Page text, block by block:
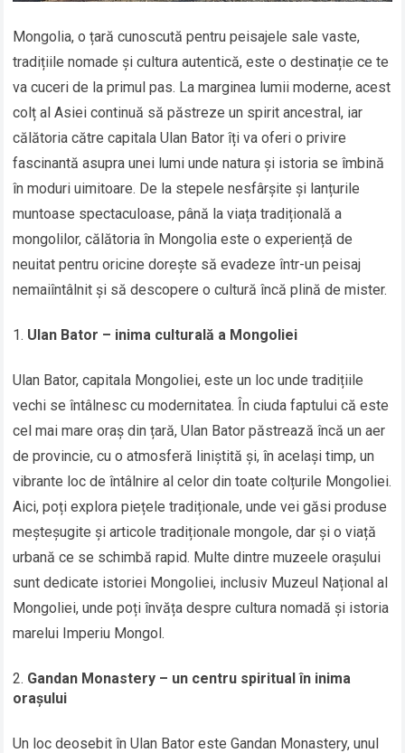
Mongolia, o țară cunoscută pentru peisajele sale vaste,
tradițiile nomade și cultura autentică, este o destinație ce te
va cuceri de la primul pas. La marginea lumii moderne, acest
colț al Asiei continuă să păstreze un spirit ancestral, iar
călătoria către capitala Ulan Bator îți va oferi o privire
fascinantă asupra unei lumi unde natura și istoria se îmbină
în moduri uimitoare. De la stepele nesfârșite și lanțurile
muntoase spectaculoase, până la viața tradițională a
mongolilor, călătoria în Mongolia este o experiență de
neuitat pentru oricine dorește să evadeze într-un peisaj
nemaiîntâlnit și să descopere o cultură încă plină de mister.
Ulan Bator – inima culturală a Mongoliei
Ulan Bator, capitala Mongoliei, este un loc unde tradițiile
vechi se întâlnesc cu modernitatea. În ciuda faptului că este
cel mai mare oraș din țară, Ulan Bator păstrează încă un aer
de provincie, cu o atmosferă liniștită și, în același timp, un
vibrante loc de întâlnire al celor din toate colțurile Mongoliei.
Aici, poți explora piețele tradiționale, unde vei găsi produse
meșteșugite și articole tradiționale mongole, dar și o viață
urbană ce se schimbă rapid. Multe dintre muzeele orașului
sunt dedicate istoriei Mongoliei, inclusiv Muzeul Național al
Mongoliei, unde poți învăța despre cultura nomadă și istoria
marelui Imperiu Mongol.
Gandan Monastery – un centru spiritual în inima
orașului
Un loc deosebit în Ulan Bator este Gandan Monastery, unul